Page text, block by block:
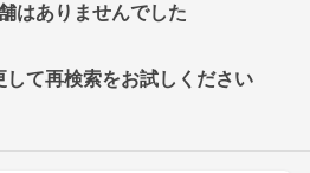
プ
ら
はありませんでした
して再検索をお試しください